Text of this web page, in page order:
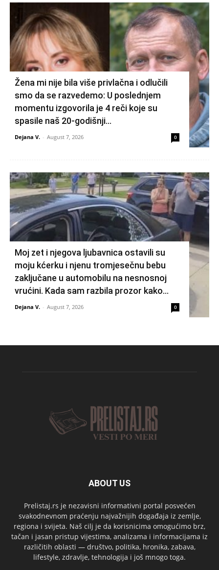
Žena mi nije bila više privlačna i odlučili
smo da se razvedemo: U poslednjem
momentu izgovorila je 4 reči koje su
spasile naš 20-godišnji...
Dejana V. - August 7, 2026 0
Moj zet i njegova ljubavnica ostavili su
moju kćerku i njenu tromjesečnu bebu
zaključane u automobilu na nesnosnoj
vrućini. Kada sam razbila prozor kako...
Dejana V. - August 7, 2026 0
ABOUT US
Prelistaj.rs je nezavisni informativni portal posvećen
svakodnevnom praćenju najvažnijih događaja iz zemlje,
regiona i svijeta. Naš cilj je da korisnicima omogućimo brz,
tačan i jasan pristup vijestima, analizama i informacijama iz
različitih oblasti — društvo, politika, hronika, zabava,
lifestyle, zdravlje, tehnologija i još mnogo toga.